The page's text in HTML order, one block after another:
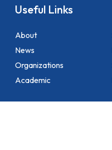
Useful Links
About
News
Organizations
Academic